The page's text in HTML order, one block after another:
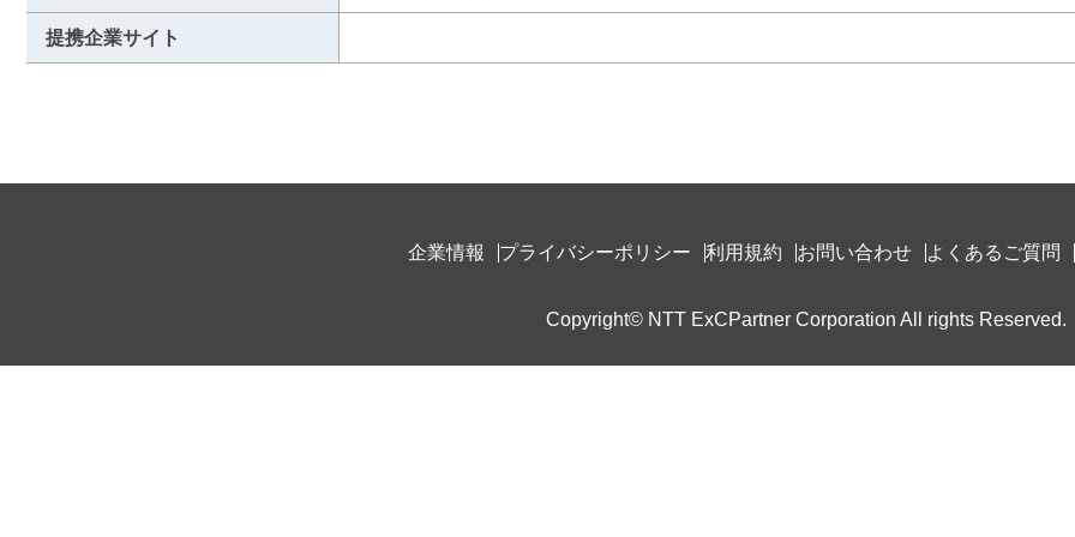
提携企業サイト
企業情報 プライバシーポリシー 利用規約 お問い合わせ よくあるご質問
Copyright© NTT ExCPartner Corporation All rights Reserved.